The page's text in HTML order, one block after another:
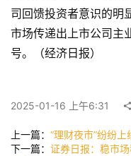
首
页
快
讯
司回馈投资者意识的明
市场传递出上市公司主
号。（经济日报）
2025-01-16 上午6:31
上一篇： “理财夜市”纷纷
下一篇： 证券日报：稳市